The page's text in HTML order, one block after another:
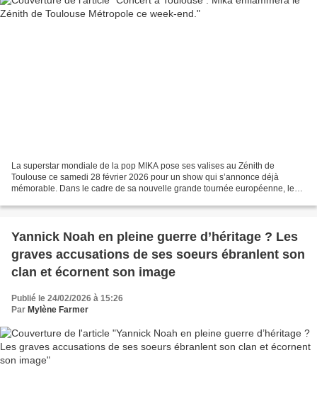
La superstar mondiale de la pop MIKA pose ses valises au Zénith de
Toulouse ce samedi 28 février 2026 pour un show qui s’annonce déjà
mémorable. Dans le cadre de sa nouvelle grande tournée européenne, le
Yannick Noah en pleine guerre d’héritage ? Les
graves accusations de ses soeurs ébranlent son
clan et écornent son image
Publié le 24/02/2026 à 15:26
Par Mylène Farmer